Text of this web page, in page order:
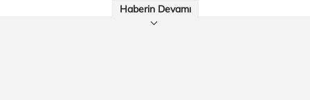
Haberin Devamı